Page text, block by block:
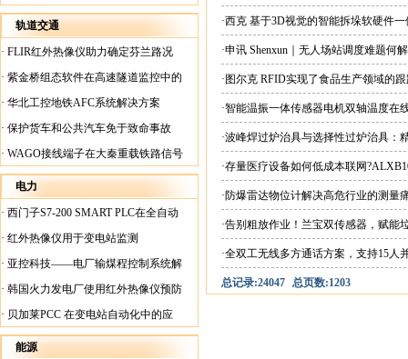
工作速度
用
轨道交通
· FLIR红外热像仪助力确定芬兰路况
· 紫金桥组态软件在高速隧道监控中的
应用
· 华北工控地铁AFC系统解决方案
· 保护货车和公共汽车免于致命事故
· WAGO接线端子在大秦重载铁路信号
楼设备中的应用
电力
· 西门子S7-200 SMART PLC在全自动
蓄电池短路内阻检测机上的应用
· 红外热像仪用于变电站监测
· 亚控科技——电厂输煤程控制系统解
决方案
· 韩国火力发电厂使用红外热像仪预防
火灾
· 贝加莱PCC 在变电站自动化中的应
用
能源
·西克 基于3D视觉的智能拆垛软硬件
·申讯 Shenxun｜无人场站调度难题何
·图尔克 RFID实现了食品生产领域的
·智能温振一体传感器电机双轴温度在
·波峰焊过炉治具与选择性过炉治具：
·存量医疗设备如何低成本联网
·防爆雷达物位计解决高危行业的测量
·告别粗放作业！兰宝双传感器，赋能
·全双工无线多方通话方案，支持15人
总记录:24047 总页数:1203